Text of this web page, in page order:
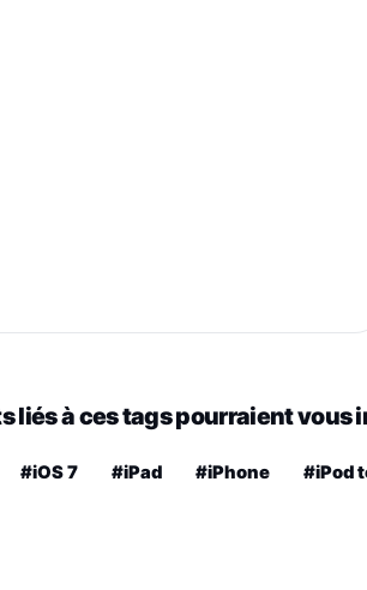
liés à ces tags pourraient vous
#iOS 7 #iPad #iPhone #iPod